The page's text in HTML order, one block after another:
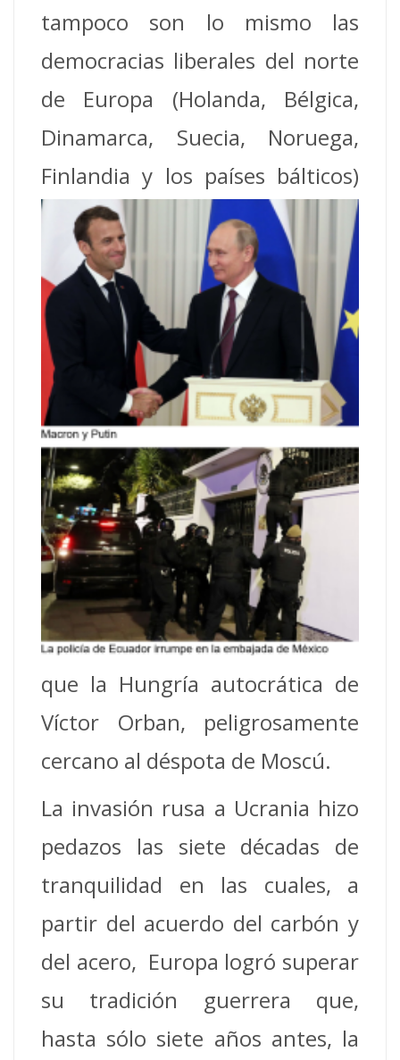
tampoco son lo mismo las
democracias liberales del norte
de Europa (Holanda, Bélgica,
Dinamarca, Suecia, Noruega,
Finlandiay los países bálticos)
que la Hungría autocrática de
Víctor Orban, peligrosamente
cercano al déspota de Moscú.
La invasión rusa a Ucrania hizo
pedazos las siete décadas de
tranquilidad en las cuales, a
partir del acuerdo del carbón y
del acero, Europa logró superar
su tradición guerrera que,
hasta sólo siete años antes, la